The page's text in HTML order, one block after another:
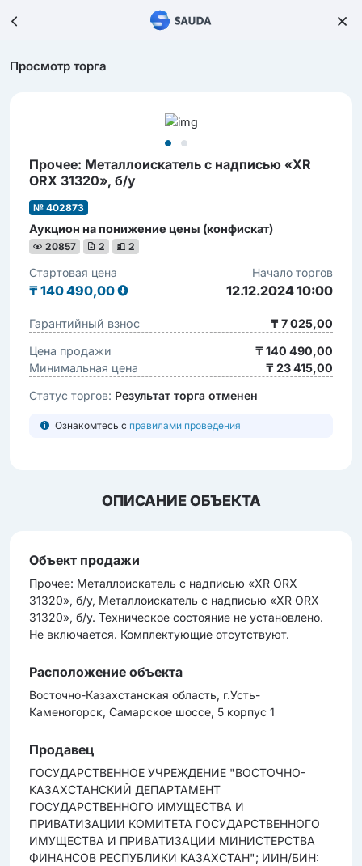
Просмотр торга
Прочее: Металлоискатель с надписью «XR
ORX 31320», б/у
№ 402873
Аукцион на понижение цены (конфискат)
20857 2 2
Стартовая цена
₸ 140 490,00
Начало торгов
12.12.2024 10:00
Гарантийный взнос
₸ 7 025,00
Цена продажи
₸ 140 490,00
Минимальная цена
₸ 23 415,00
Статус торгов: Результат торга отменен
Ознакомтесь с правилами проведения
ОПИСАНИЕ ОБЪЕКТА
Объект продажи
Прочее: Металлоискатель с надписью «XR ORX
31320», б/у, Металлоискатель с надписью «XR ORX
31320», б/у. Техническое состояние не установлено.
Не включается. Комплектующие отсутствуют.
Расположение объекта
Восточно-Казахстанская область, г.Усть-
Каменогорск, Самарское шоссе, 5 корпус 1
Продавец
ГОСУДАРСТВЕННОЕ УЧРЕЖДЕНИЕ "ВОСТОЧНО-
КАЗАХСТАНСКИЙ ДЕПАРТАМЕНТ
ГОСУДАРСТВЕННОГО ИМУЩЕСТВА И
ПРИВАТИЗАЦИИ КОМИТЕТА ГОСУДАРСТВЕННОГО
ИМУЩЕСТВА И ПРИВАТИЗАЦИИ МИНИСТЕРСТВА
ФИНАНСОВ РЕСПУБЛИКИ КАЗАХСТАН"; ИИН/БИН: